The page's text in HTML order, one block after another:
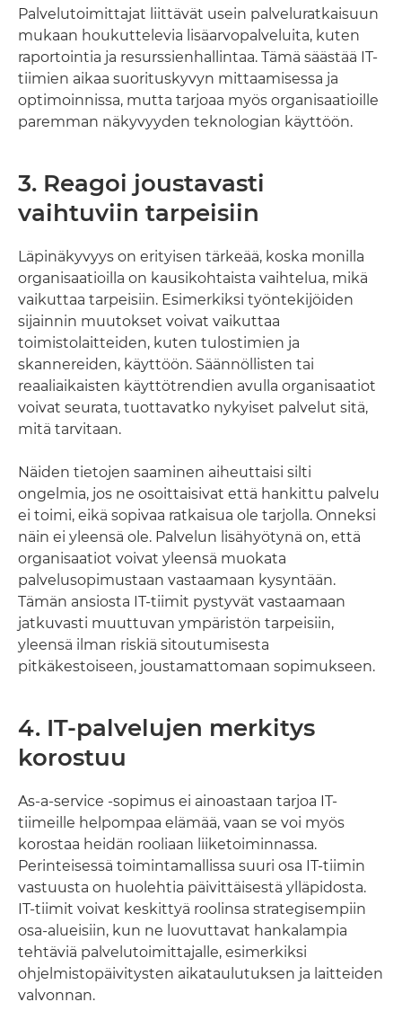
Palvelutoimittajat liittävät usein palveluratkaisuun
mukaan houkuttelevia lisäarvopalveluita, kuten
raportointia ja resurssienhallintaa. Tämä säästää IT-
tiimien aikaa suorituskyvyn mittaamisessa ja
optimoinnissa, mutta tarjoaa myös organisaatioille
paremman näkyvyyden teknologian käyttöön.
3. Reagoi joustavasti
vaihtuviin tarpeisiin
Läpinäkyvyys on erityisen tärkeää, koska monilla
organisaatioilla on kausikohtaista vaihtelua, mikä
vaikuttaa tarpeisiin. Esimerkiksi työntekijöiden
sijainnin muutokset voivat vaikuttaa
toimistolaitteiden, kuten tulostimien ja
skannereiden, käyttöön. Säännöllisten tai
reaaliaikaisten käyttötrendien avulla organisaatiot
voivat seurata, tuottavatko nykyiset palvelut sitä,
mitä tarvitaan.
Näiden tietojen saaminen aiheuttaisi silti
ongelmia, jos ne osoittaisivat että hankittu palvelu
ei toimi, eikä sopivaa ratkaisua ole tarjolla. Onneksi
näin ei yleensä ole. Palvelun lisähyötynä on, että
organisaatiot voivat yleensä muokata
palvelusopimustaan vastaamaan kysyntään.
Tämän ansiosta IT-tiimit pystyvät vastaamaan
jatkuvasti muuttuvan ympäristön tarpeisiin,
yleensä ilman riskiä sitoutumisesta
pitkäkestoiseen, joustamattomaan sopimukseen.
4. IT-palvelujen merkitys
korostuu
As-a-service -sopimus ei ainoastaan tarjoa IT-
tiimeille helpompaa elämää, vaan se voi myös
korostaa heidän rooliaan liiketoiminnassa.
Perinteisessä toimintamallissa suuri osa IT-tiimin
vastuusta on huolehtia päivittäisestä ylläpidosta.
IT-tiimit voivat keskittyä roolinsa strategisempiin
osa-alueisiin, kun ne luovuttavat hankalampia
tehtäviä palvelutoimittajalle, esimerkiksi
ohjelmistopäivitysten aikataulutuksen ja laitteiden
valvonnan.